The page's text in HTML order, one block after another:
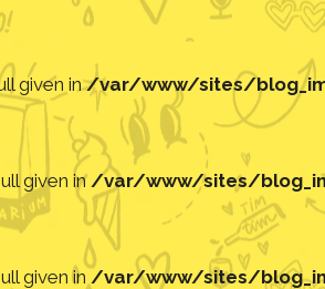
given in/var/www/sites/
given in/var/www/sites/
given in /var/www/sites/